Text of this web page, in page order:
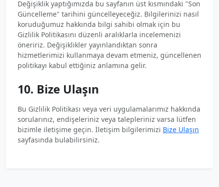
Değişiklik yaptığımızda bu sayfanın üst kısmındaki "Son
Güncelleme" tarihini güncelleyeceğiz. Bilgilerinizi nasıl
koruduğumuz hakkında bilgi sahibi olmak için bu
Gizlilik Politikasını düzenli aralıklarla incelemenizi
öneririz. Değişiklikler yayınlandıktan sonra
hizmetlerimizi kullanmaya devam etmeniz, güncellenen
politikayı kabul ettiğiniz anlamına gelir.
10. Bize Ulaşın
Bu Gizlilik Politikası veya veri uygulamalarımız hakkında
sorularınız, endişeleriniz veya talepleriniz varsa lütfen
bizimle iletişime geçin. İletişim bilgilerimizi Bize Ulaşın
sayfasında bulabilirsiniz.